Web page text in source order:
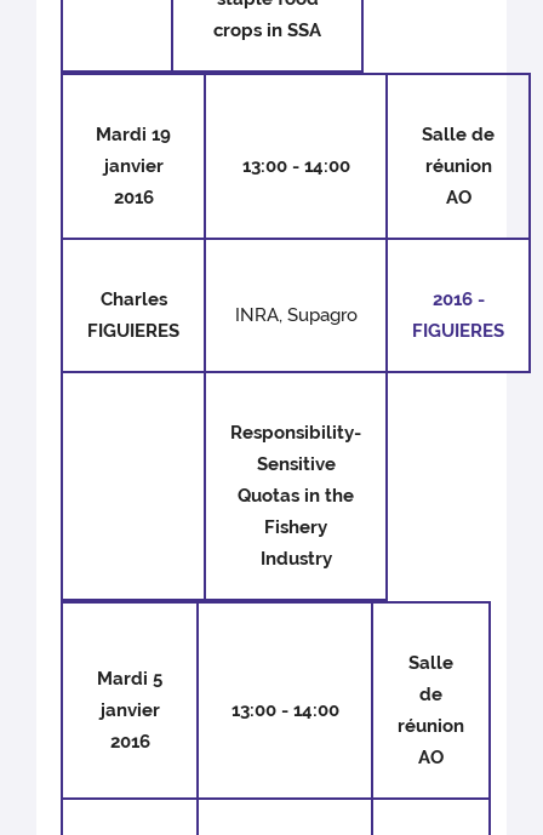
crops in SSA
Mardi 19
janvier
2016
13:00 - 14:00
Salle de
réunion
AO
Charles
FIGUIERES
INRA, Supagro
2016 -
FIGUIERES
Responsibility-
Sensitive
Quotas in the
Fishery
Industry
Mardi 5
janvier
2016
13:00 - 14:00
Salle
de
réunion
AO